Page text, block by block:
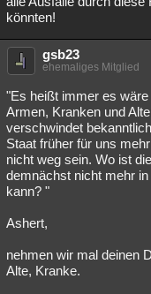
könnten!
gsb23
ehemaliges Mitglied
"Es heißt immer es
Armen, Kranken und
verschwindet
Staat früher für uns
nicht weg sein. Wo ist
demnächst nicht mehr
kann? "
Ashert,
nehmen wir mal deinen
Alte, Kranke.